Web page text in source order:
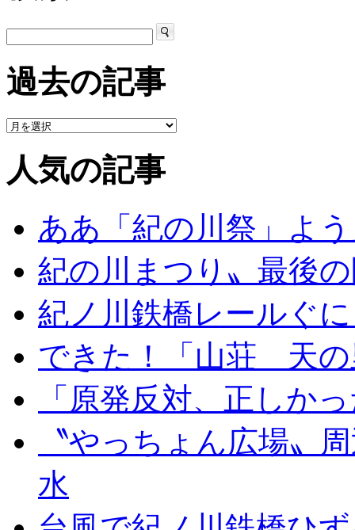
過去の記事
人気の記事
ああ「紀の川祭」よ
紀の川まつり〟最後
紀ノ川鉄橋レールぐ
できた！「山荘 天の
「原発反対、正しか
〝やっちょん広場〟
水